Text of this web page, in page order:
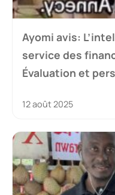
Ayomi avis:
service des
Évaluation et
12 août 2025